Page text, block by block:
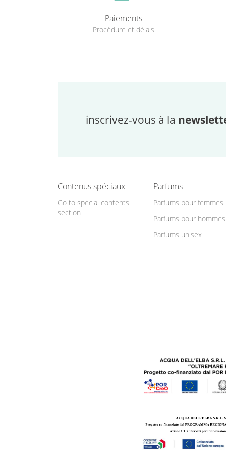
Paiements
Procédure et délais
inscrivez-vous à la
Contenus spéciaux
Go to special contents
section
Parfums
Parfums pour femmes
Parfums pour hommes
Parfums unisex